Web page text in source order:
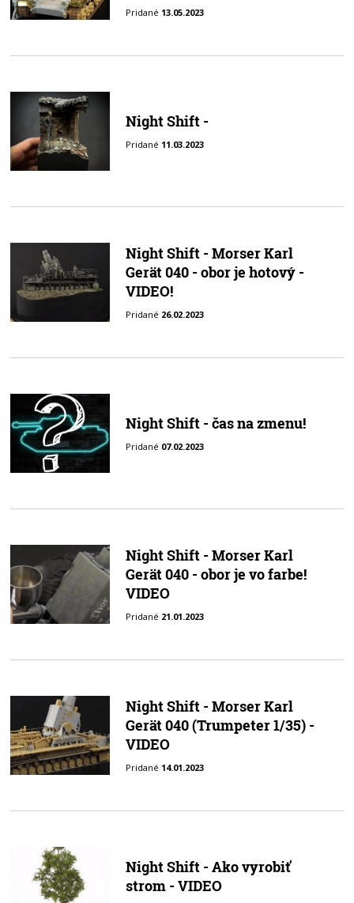
Pridané 13.05.2023
Night Shift -
Pridané 11.03.2023
Night Shift - Morser Karl
Gerät 040 - obor je hotový -
VIDEO!
Pridané 26.02.2023
Night Shift - čas na zmenu!
Pridané 07.02.2023
Night Shift - Morser Karl
Gerät 040 - obor je vo farbe!
VIDEO
Pridané 21.01.2023
Night Shift - Morser Karl
Gerät 040 (Trumpeter 1/35) -
VIDEO
Pridané 14.01.2023
Night Shift - Ako vyrobiť
strom - VIDEO